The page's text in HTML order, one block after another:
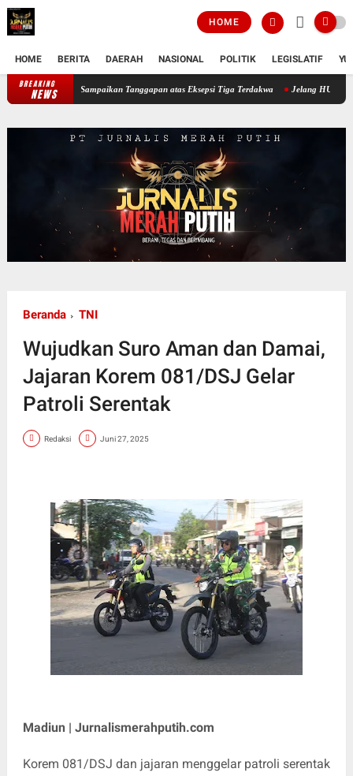
HOME
HOME BERITA DAERAH NASIONAL POLITIK LEGISLATIF
BREAKING
NEWS Sidang Ketiga Dugaan Korupsi PT Semen Baturaja, JPU Sampaikan
Beranda TNI
Wujudkan Suro Aman dan Damai,
Jajaran Korem 081/DSJ Gelar
Patroli Serentak
Redaksi Juni 27, 2025
Madiun | Jurnalismerahputih.com
Korem 081/DSJ dan jajaran menggelar patroli serentak